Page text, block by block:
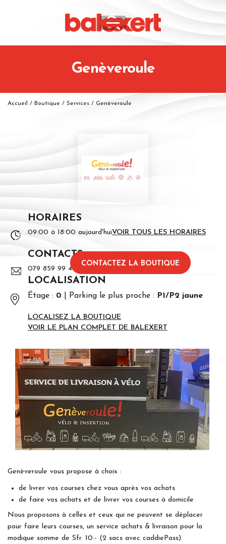
Genèveroule
Accueil / Boutique / Services / Genèveroule
HORAIRES
09:00 à 18:00 aujourd'huiVOIR TOUS LES HORAIRES
CONTACTS
079 859 99 40
CONTACTEZ LA BOUTIQUE
LOCALISATION
Étage : 0 Parking le plus proche : P1/P2 jaune
LOCALISEZ LA BOUTIQUE
VOIR LE PLAN COMPLET DE BALEXERT
Genèveroule vous propose à choix :
de livrer vos courses chez vous après vos achats
de faire vos achats et de livrer vos courses à domicile
Nous proposons à celles et ceux qui ne peuvent se déplacer
pour faire leurs courses, un service achats & livraison pour la
modique somme de Sfr. 10.- (2 sacs avec caddiePass).